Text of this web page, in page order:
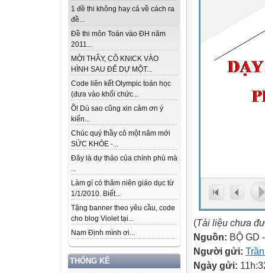
1 đề thi không hay cả về cách ra
đề...
Đề thi môn Toán vào ĐH năm
2011...
MỜI THẦY, CÔ KNICK VÀO
HÌNH SAU ĐỂ DỰ MỘT...
Code liên kết Olympic toán học
(đưa vào khối chức...
Ồ! Dù sao cũng xin cảm ơn ý
kiến...
Chúc quý thầy cô một năm mới
SỨC KHỎE -...
Đây là dự thảo của chính phủ mà
...
Làm gì có thâm niên giáo dục từ
1/1/2010. Biết...
Tặng banner theo yêu cầu, code
cho blog Violet tại...
Nam Định mình ơi...
THỐNG KÊ
(Tài liệu chưa
Nguồn: BỘ GD
Người gửi:
Ngày gửi: